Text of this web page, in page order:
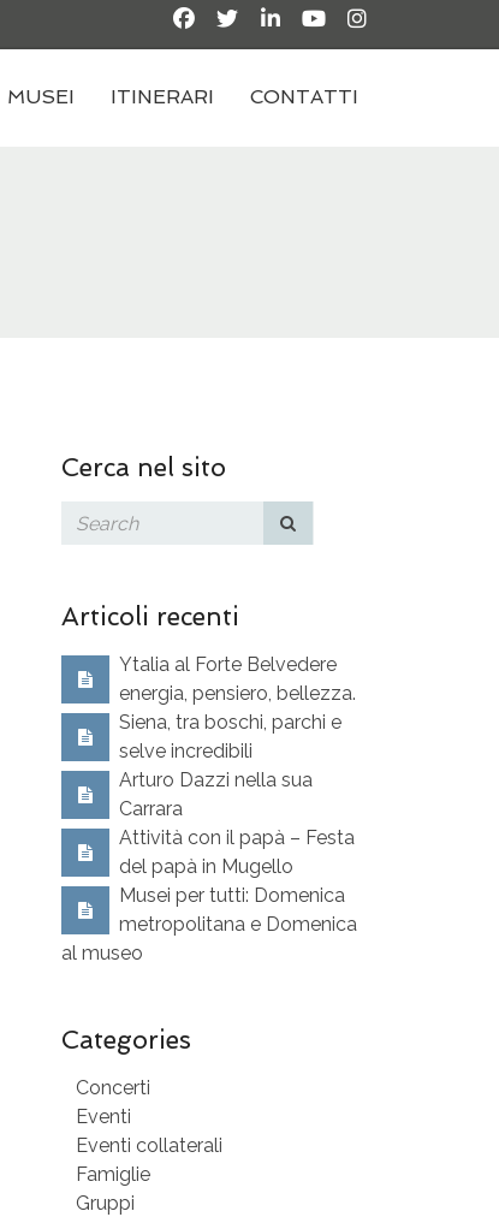
MUSEI ITINERARI CONTATTI
Cerca nel sito
Articoli recenti
Ytalia al Forte Belvedere
energia, pensiero, bellezza.
Siena, tra boschi, parchi e
selve incredibili
Arturo Dazzi nella sua
Carrara
Attività con il papà – Festa
del papà in Mugello
Musei per tutti: Domenica
metropolitana e Domenica
al museo
Categories
Concerti
Eventi
Eventi collaterali
Famiglie
Gruppi